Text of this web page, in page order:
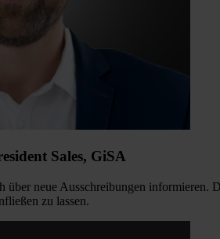
Sales, GiSA
über neue Ausschreibungen informieren.
zu lassen.